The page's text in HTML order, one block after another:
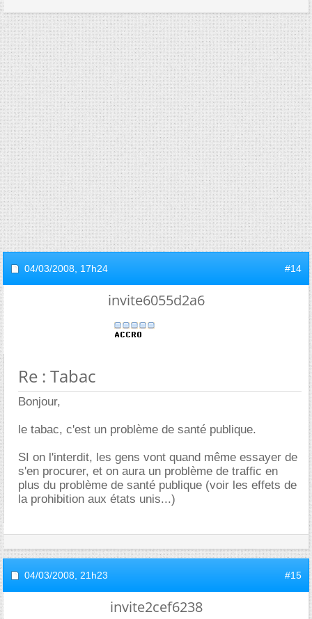
04/03/2008, 17h24 #14
invite6055d2a6
Re : Tabac
Bonjour,
le tabac, c'est un problème de santé publique.
SI on l'interdit, les gens vont quand même essayer de
s'en procurer, et on aura un problème de traffic en
plus du problème de santé publique (voir les effets de
la prohibition aux états unis...)
04/03/2008, 21h23 #15
invite2cef6238